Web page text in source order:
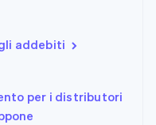
addebiti
per i distributori